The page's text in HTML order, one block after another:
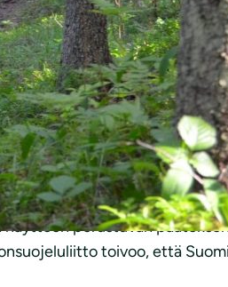
perustuvan
toivoo, että